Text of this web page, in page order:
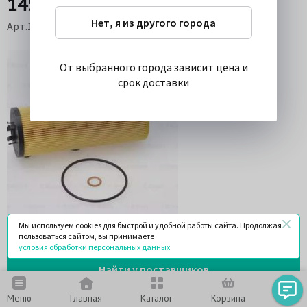
Меню Главная Каталог Корзина Чат
Арт.1457429152
Найти у поставщиков
Нет, я из другого города
От выбранного города зависит цена и
срок доставки
Мы используем cookies для быстрой и удобной работы сайта. Продолжая
пользоваться сайтом, вы принимаете
условия обработки персональных данных